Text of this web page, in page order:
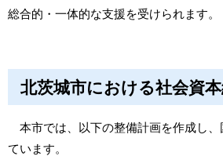
総合的・一体的な支援を受けられます。
北茨城市における社会資
本市では、以下の整備計画を作成し、
ています。